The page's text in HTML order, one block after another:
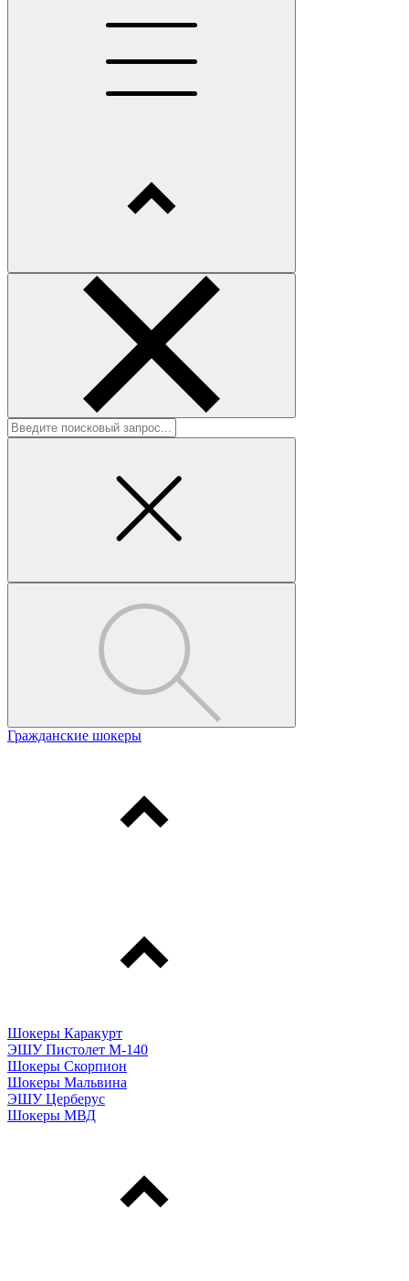
Гражданские шокеры
Шокеры Каракурт
ЭШУ Пистолет М-140
Шокеры Скорпион
Шокеры Мальвина
ЭШУ Церберус
Шокеры МВД